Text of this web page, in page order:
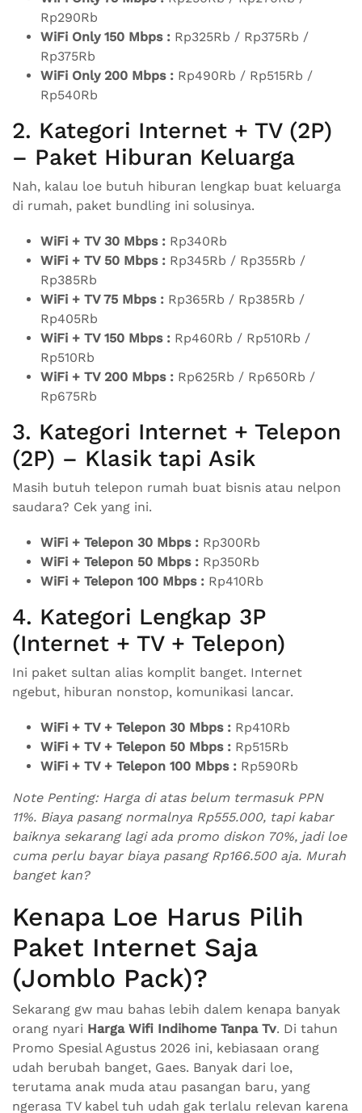
Rp290Rb
WiFi Only 150 Mbps : Rp325Rb / Rp375Rb /
Rp375Rb
WiFi Only 200 Mbps : Rp490Rb / Rp515Rb /
Rp540Rb
2. Kategori Internet + TV (2P)
– Paket Hiburan Keluarga
Nah, kalau loe butuh hiburan lengkap buat keluarga
di rumah, paket bundling ini solusinya.
WiFi + TV 30 Mbps : Rp340Rb
WiFi + TV 50 Mbps : Rp345Rb / Rp355Rb /
Rp385Rb
WiFi + TV 75 Mbps : Rp365Rb / Rp385Rb /
Rp405Rb
WiFi + TV 150 Mbps : Rp460Rb / Rp510Rb /
Rp510Rb
WiFi + TV 200 Mbps : Rp625Rb / Rp650Rb /
Rp675Rb
3. Kategori Internet + Telepon
(2P) – Klasik tapi Asik
Masih butuh telepon rumah buat bisnis atau nelpon
saudara? Cek yang ini.
WiFi + Telepon 30 Mbps : Rp300Rb
WiFi + Telepon 50 Mbps : Rp350Rb
WiFi + Telepon 100 Mbps : Rp410Rb
4. Kategori Lengkap 3P
(Internet + TV + Telepon)
Ini paket sultan alias komplit banget. Internet
ngebut, hiburan nonstop, komunikasi lancar.
WiFi + TV + Telepon 30 Mbps : Rp410Rb
WiFi + TV + Telepon 50 Mbps : Rp515Rb
WiFi + TV + Telepon 100 Mbps : Rp590Rb
Note Penting: Harga di atas belum termasuk PPN
11%. Biaya pasang normalnya Rp555.000, tapi kabar
baiknya sekarang lagi ada promo diskon 70%, jadi loe
cuma perlu bayar biaya pasang Rp166.500 aja. Murah
banget kan?
Kenapa Loe Harus Pilih
Paket Internet Saja
(Jomblo Pack)?
Sekarang gw mau bahas lebih dalem kenapa banyak
orang nyari Harga Wifi Indihome Tanpa Tv. Di tahun
Promo Spesial Agustus 2026 ini, kebiasaan orang
udah berubah banget, Gaes. Banyak dari loe,
terutama anak muda atau pasangan baru, yang
ngerasa TV kabel tuh udah gak terlalu relevan karena